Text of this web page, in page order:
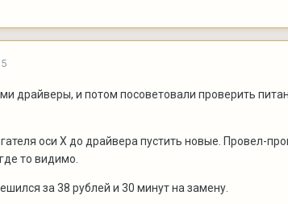
драйверы, и потом посоветовали проверить
оси Х до драйвера пустить новые. Провел-
то видимо.
за 38 рублей и 30 минут на замену.